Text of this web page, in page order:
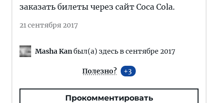
заказать билеты через сайт Coca Cola.
21 сентября 2017
Masha Kanбыл(а) здесь в сентябре 2017
Полезно? 3
Прокомментировать